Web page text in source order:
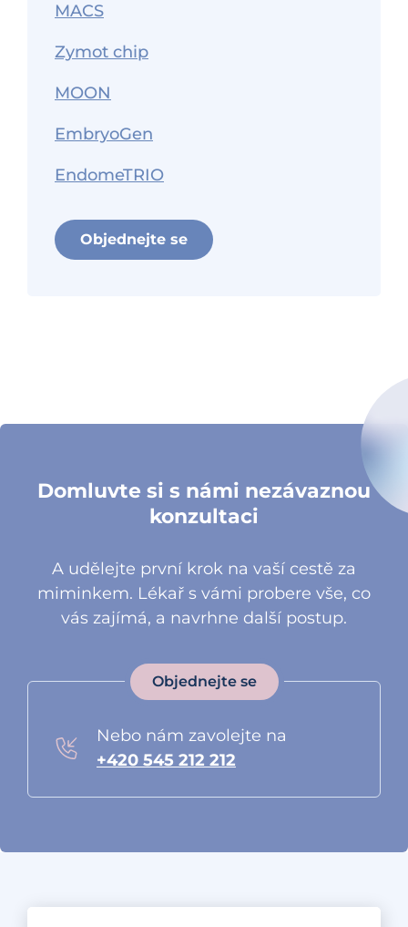
MACS
Zymot chip
MOON
EmbryoGen
EndomeTRIO
Objednejte se
Domluvte si s námi nezávaznou
konzultaci
A udělejte první krok na vaší cestě za
miminkem. Lékař s vámi probere vše, co
vás zajímá, a navrhne další postup.
Objednejte se
Nebo nám zavolejte na
+420 545 212 212